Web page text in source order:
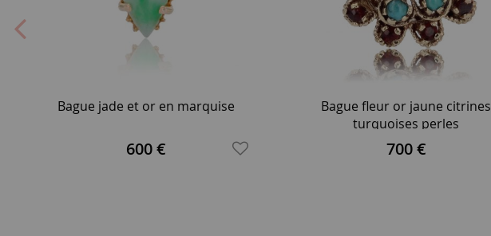
Bague jade et or en marquise
600 €
Bague fleur or jaune citrines
turquoises perles
700 €